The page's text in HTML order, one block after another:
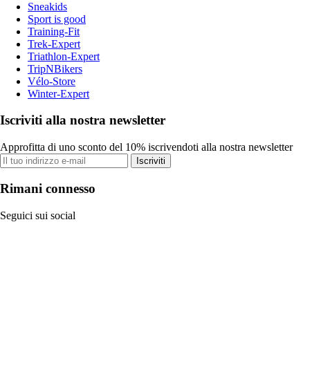
Sneakids
Sport is good
Training-Fit
Trek-Expert
Triathlon-Expert
TripNBikers
Vélo-Store
Winter-Expert
Iscriviti alla nostra newsletter
Approfitta di uno sconto del 10% iscrivendoti alla nostra newsletter
Iscriviti
Rimani connesso
Seguici sui social